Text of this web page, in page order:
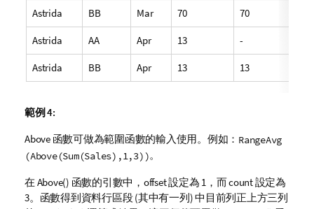
Astrida BB Mar 70 70
Astrida AA Apr 13 -
Astrida BB Apr 13 13
範例 4:
Above函數可做為範圍函數的輸入使用。例如： RangeAvg
(Above(Sum(Sales),1,3))。
在 Above() 函數的引數中， offset設定為 1，而count設定為
3。函數得到資料行區段 (其中有一列) 中目前列正上方三列